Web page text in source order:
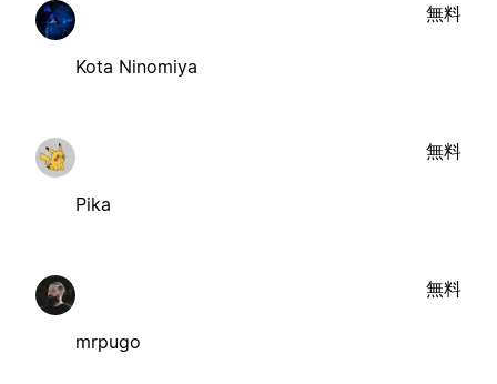
Kota Ninomiya
無料
Pika
無料
mrpugo
無料